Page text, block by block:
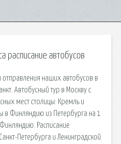
расписание автобусов
отправления наших автобусов в
Автобусный тур в Москву с
мест столицы: Кремль и
в Финляндию из Петербурга на 1
Расписание
Петербурга и Ленинградской